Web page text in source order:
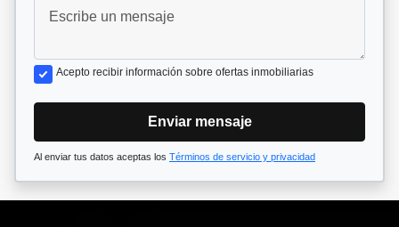
Acepto recibir información sobre ofertas inmobiliarias
Enviar mensaje
Al enviar tus datos aceptas los Términos de servicio y privacidad